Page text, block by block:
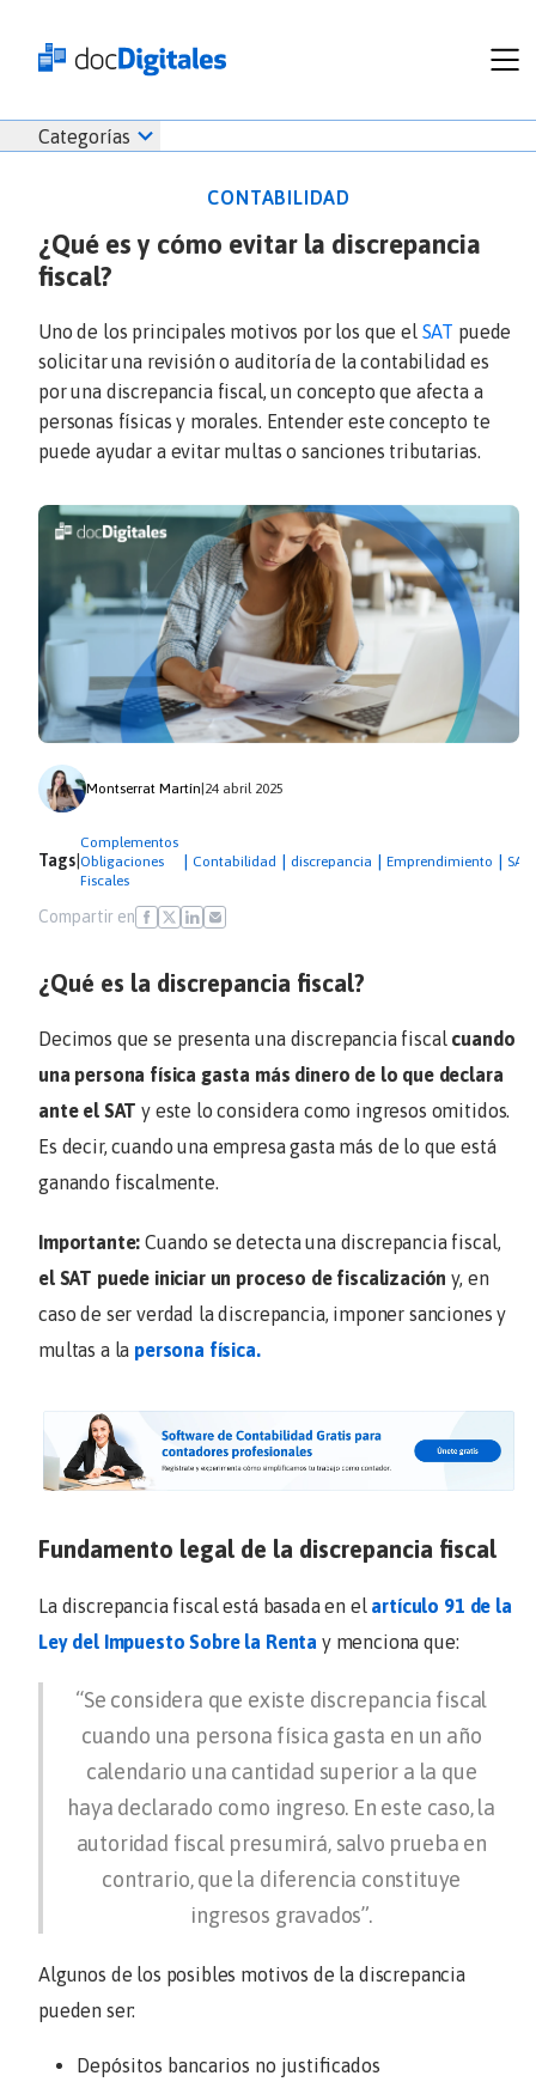
Empresas
Prueba Gratis
Ventas 686 520 0479
Iniciar
sesión
Línea
docDigitales
Categorías
Inicio
Nómina
Emprendimiento
Noticias
Comunicados
CONTABILIDAD
¿Qué es y cómo evitar la discrepancia
fiscal?
Uno de los principales motivos por los que el SAT puede
solicitar una revisión o auditoría de la contabilidad es
por una discrepancia fiscal, un concepto que afecta a
personas físicas y morales. Entender este concepto te
puede ayudar a evitar multas o sanciones tributarias.
Montserrat Martín 24 abril 2025
Tags
Complementos
Obligaciones
Fiscales
Contabilidad discrepancia Emprendimiento SAT
Compartir en
¿Qué es la discrepancia fiscal?
Decimos que se presenta una discrepancia fiscal cuando
una persona física gasta más dinero de lo que declara
ante el SAT y este lo considera como ingresos omitidos.
Es decir, cuando una empresa gasta más de lo que está
ganando fiscalmente.
Importante:Cuando se detecta una discrepancia fiscal,
el SAT puede iniciar un proceso de fiscalización y, en
caso de ser verdad la discrepancia, imponer sanciones y
multas a la persona física.
Fundamento legal de la discrepancia fiscal
La discrepancia fiscal está basada en el artículo 91 de la
Ley del Impuesto Sobre la Renta y menciona que:
“Se considera que existe discrepancia fiscal
cuando una persona física gasta en un año
calendario una cantidad superior a la que
haya declarado como ingreso. En este caso, la
autoridad fiscal presumirá, salvo prueba en
contrario, que la diferencia constituye
ingresos gravados”.
Algunos de los posibles motivos de la discrepancia
pueden ser:
Depósitos bancarios no justificados